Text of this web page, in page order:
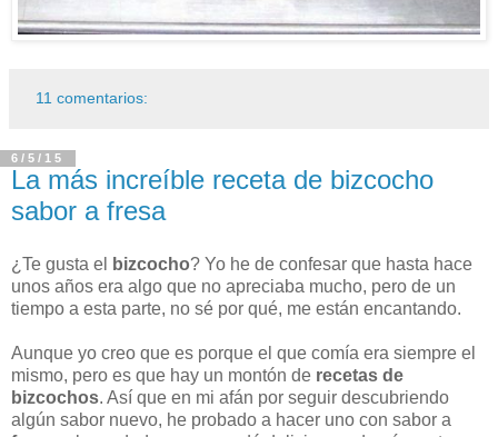
11 comentarios:
6/5/15
La más increíble receta de bizcocho
sabor a fresa
¿Te gusta el bizcocho? Yo he de confesar que hasta hace
unos años era algo que no apreciaba mucho, pero de un
tiempo a esta parte, no sé por qué, me están encantando.
Aunque yo creo que es porque el que comía era siempre el
mismo, pero es que hay un montón de recetas de
bizcochos. Así que en mi afán por seguir descubriendo
algún sabor nuevo, he probado a hacer uno con sabor a